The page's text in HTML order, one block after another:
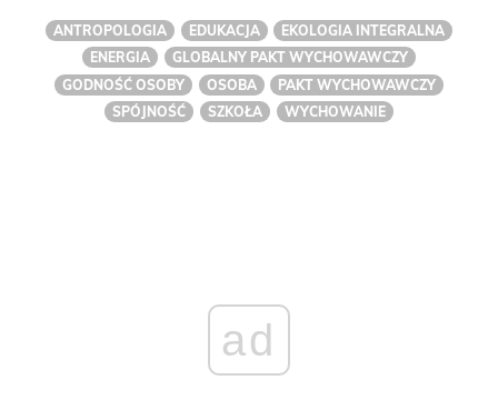
ANTROPOLOGIA EDUKACJA
EKOLOGIA INTEGRALNA
ENERGIA
GLOBALNY PAKT WYCHOWAWCZY
GODNOŚĆ OSOBY
OSOBA
PAKT WYCHOWAWCZY
SPÓJNOŚĆ
SZKOŁA WYCHOWANIE
ad